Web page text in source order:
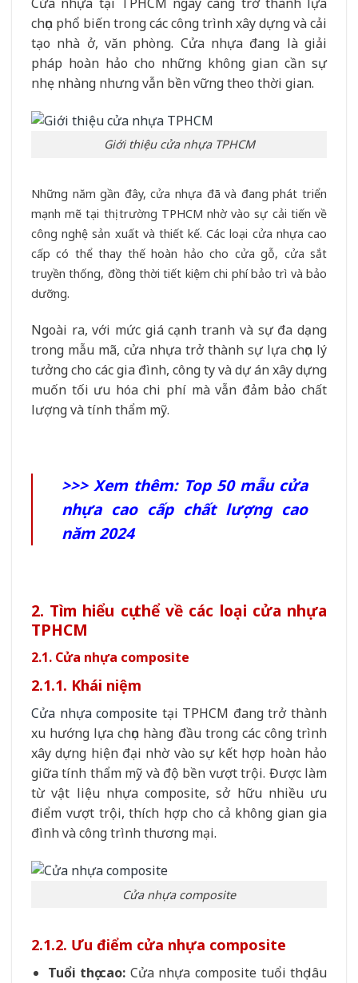
chọn phổ biến trong các công trình xây dựng và cải
tạo nhà ở, văn phòng. Cửa nhựa đang là giải
pháp hoàn hảo cho những không gian cần sự
nhẹ nhàng nhưng vẫn bền vững theo thời gian.
Giới thiệu cửa nhựa TPHCM
Những năm gần đây, cửa nhựa đã và đang phát triển
mạnh mẽ tại thị trường TPHCM nhờ vào sự cải tiến về
công nghệ sản xuất và thiết kế. Các loại cửa nhựa cao
cấp có thể thay thế hoàn hảo cho cửa gỗ, cửa sắt
truyền thống, đồng thời tiết kiệm chi phí bảo trì và bảo
dưỡng.
Ngoài ra, với mức giá cạnh tranh và sự đa dạng
trong mẫu mã, cửa nhựa trở thành sự lựa chọn lý
tưởng cho các gia đình, công ty và dự án xây dựng
muốn tối ưu hóa chi phí mà vẫn đảm bảo chất
lượng và tính thẩm mỹ.
>>> Xem thêm: Top 50 mẫu cửa
nhựa cao cấp chất lượng cao
năm 2024
2. Tìm hiểu cụ thể về các loại cửa nhựa
TPHCM
2.1. Cửa nhựa composite
2.1.1. Khái niệm
Cửa nhựa composite tại TPHCM đang trở thành
xu hướng lựa chọn hàng đầu trong các công trình
xây dựng hiện đại nhờ vào sự kết hợp hoàn hảo
giữa tính thẩm mỹ và độ bền vượt trội. Được làm
từ vật liệu nhựa composite, sở hữu nhiều ưu
điểm vượt trội, thích hợp cho cả không gian gia
đình và công trình thương mại.
Cửa nhựa composite
2.1.2. Ưu điểm cửa nhựa composite
Tuổi thọ cao: Cửa nhựa composite tuổi thọ lâu